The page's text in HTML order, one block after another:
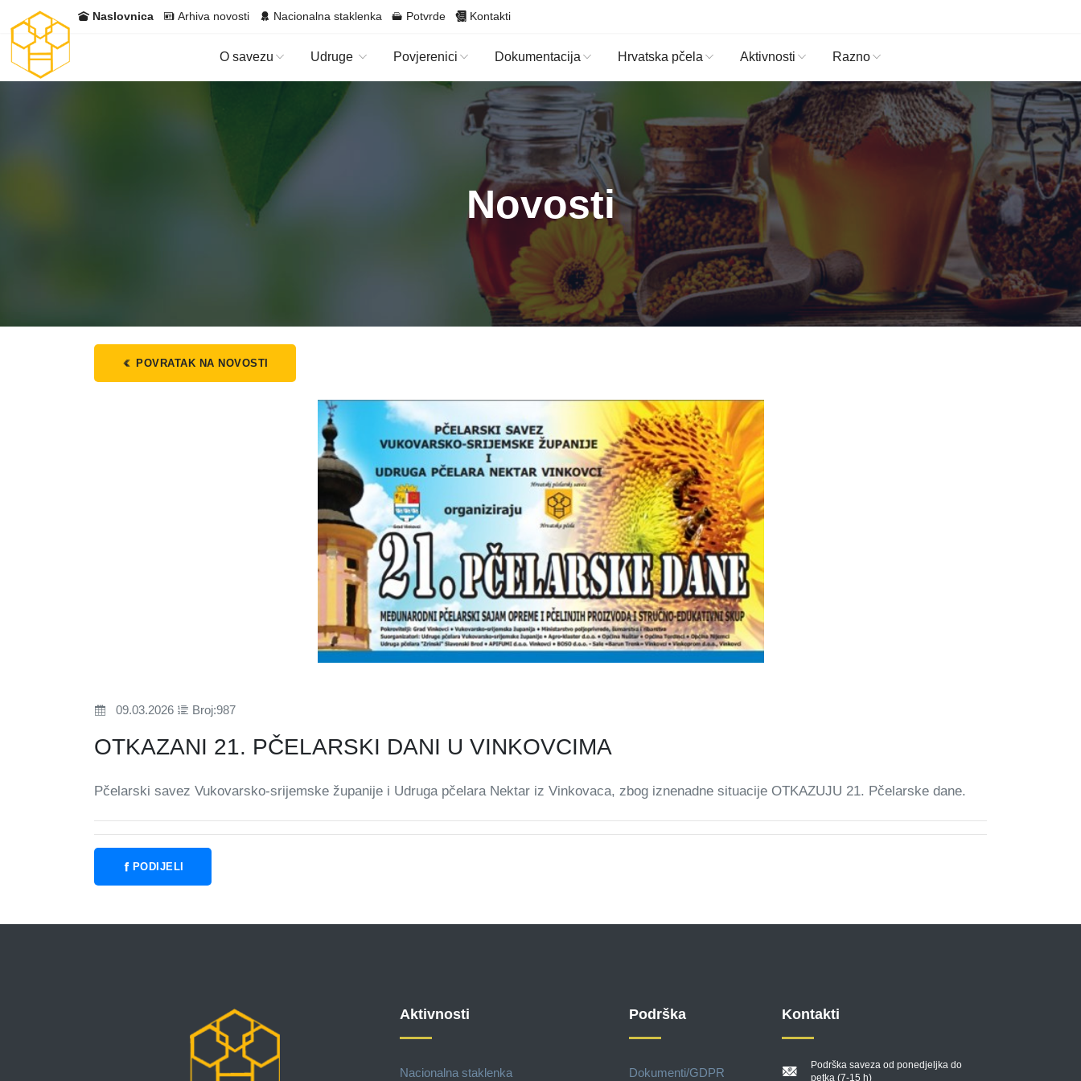
Naslovnica Arhiva novosti Nacionalna staklenka Potvrde Kontakti
O savezu Udruge Povjerenici Dokumentacija Hrvatska pčela Aktivnosti Razno
Novosti
POVRATAK NA NOVOSTI
09.03.2026 Broj:987
OTKAZANI 21. PČELARSKI DANI U VINKOVCIMA
Pčelarski savez Vukovarsko-srijemske županije i Udruga pčelara Nektar iz Vinkovaca, zbog iznenadne situacije OTKAZUJU 21. Pčelarske dane.
PODIJELI
Aktivnosti
Nacionalna staklenka
Podrška
Dokumenti/GDPR
Kontakti
Podrška saveza od ponedjeljka do
petka (7-15 h)